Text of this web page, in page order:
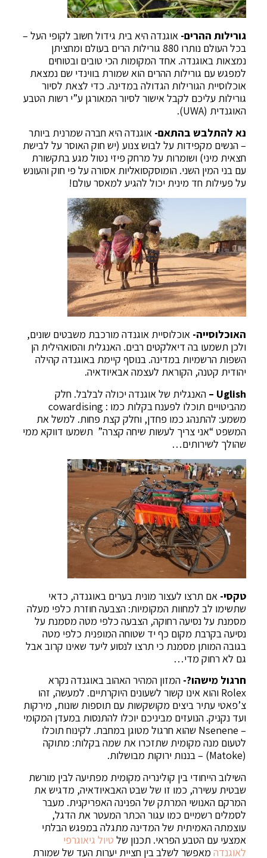
גורילות ההרים- אוגנדה היא בית גידול חשוב לקופי העל –
בכל העולם נותרו 880 גורילות הרים בעולם ומחציתן
נמצאות באוגנדה. אחד המקומות הכי טובים ובטוחים
למפגש עם גורילות ההרים הוא שמורת בווינדי שם נמצאת
אוכלוסיית הגורילות הגדולה במדינה. כדי לצאת לסיור
גורילות עליכם לקבל אישור לסיור המאורגן ע”י רשות הטבע
האוגנדית (UWA).
נא להתלבש בהתאם- אוגנדה היא חברה שמרנית ביותר
– הנשים מקפידות על לבוש צנוע (יש חוק האוסר על לבישת
חצאית מיני) ושומרות על מרחק פיזי נטול מגע בתקשורת
עם בני המין השני. הומוסקסואליות אסורה על פי חוק והעונש
על פעילות חד מינית יכול להגיע למאסר עולם!
האוכלוסייה- אוכלוסיית אוגנדה מורכבת משבטים שונים,
ולכן תשמעו בה דיאלקטים רבים. האנגלית והסואהילית הן
השפות הרשמיות במדינה. בנוסף קיימת באוגנדה קהילה
יהודית קטנה, הקוראת לעצמה אבאיודאיה.
Uglish –
האנגלית של אוגנדה יכולה לבלבל. חלק
מהביטויים תוכלו לפענח בקלות כמו : cowardising
משמע: להתנהג כמו פחדן, וחלק קצת פחות. למשל את
המשפט “אני צריך לעשות שיחה קצרה” תשמעו דווקא ממי
שהולך לשירותים…
טקסי- אם תרצו לעצור מונית בערים באוגנדה, כדאי
שתשימו לב למחוות המקומיות: הצבעה חוזרת כלפי מעלה
מסמנת על נסיעה רחוקה, הצבעה כלפי מטה מסמנת על
נסיעה בקרבת מקום כף יד שטוחה המופנית כלפי מטה
בגובה המותן מסמנת כי תרצו לנסוע ליעד שאינו קרוב אבל
גם לא רחוק מדי…
חרגול מישהו?- המזון המהיר האהוב באוגנדה נקרא
Rolex והוא אינו קשור לשעונים היוקרתיים. למעשה, זהו
צ’פאטי עתיר ביצים מקושקשות עם תוספות שונות, מירקות
ועד נקניק. הנועזים מביניכם יוכלו להתנסות במעדן המקומי
– Nsenene שהוא חרגול מטוגן במחבת. לקינוח תוכלו
לטעום מנה מקומית שתזכרו את שמה בקלות: מתוקה
(Matoke) – בננות ירוקות מבושלות.
השילוב הייחודי בין קולינריה מקומית מפתיעה לבין מורשת
שבטית עשירה, כמו זו של שבט האבאיודאיה, מדגיש את
המרקם האנושי המרתק של הפנינה האפריקנית. מעבר
לסמלים רשמיים כמו עגור הכתר המעטר את הדגל,
עוצמתה האמיתית של המדינה מתגלה במפגש הבלתי
אמצעי עם הטבע הפראי. תכנון של טיול גיאוגרפי
לאוגנדה מאפשר לשלב בין חציית יערות העד של שמורת